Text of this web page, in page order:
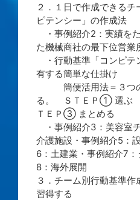
２．１日で作成できる
ピテンシー」の作成法
・事例紹介2：実績を
た機械商社の最下位営業
・行動基準「コンピテ
有する簡単な仕掛け
簡便活用法＝３つの
る。 ＳＴＥＰ① 選
ＴＥＰ③ まとめる
・事例紹介3：美容室
介護施設・事例紹介5：
6：土建業・事例紹介7
8：海外展開
３．チーム別行動基準
習得する